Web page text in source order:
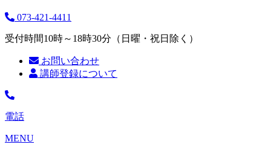
073-421-4411
受付時間10時～18時30分（日曜・祝日除く）
お問い合わせ
講師登録について
電話
MENU